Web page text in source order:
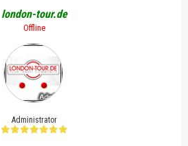
london-tour.de
Offline
Administrator